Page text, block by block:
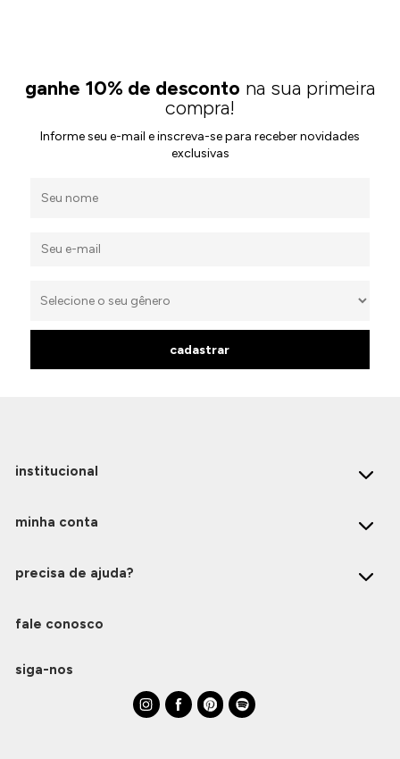
ganhe 10% de desconto na sua primeira
compra!
Informe seu e-mail e inscreva-se para receber novidades
exclusivas
cadastrar
institucional
minha conta
precisa de ajuda?
fale conosco
siga-nos